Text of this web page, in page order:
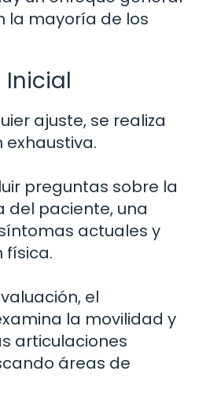
la mayoría de los
Inicial
ajuste, se realiza
exhaustiva.
preguntas sobre la
del paciente, una
actuales y
física.
el
la movilidad y
articulaciones
áreas de